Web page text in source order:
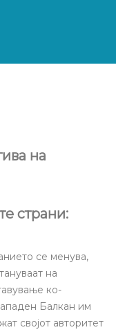
на
страни:
се менува,
на
ко-
Балкан им
својот авторитет